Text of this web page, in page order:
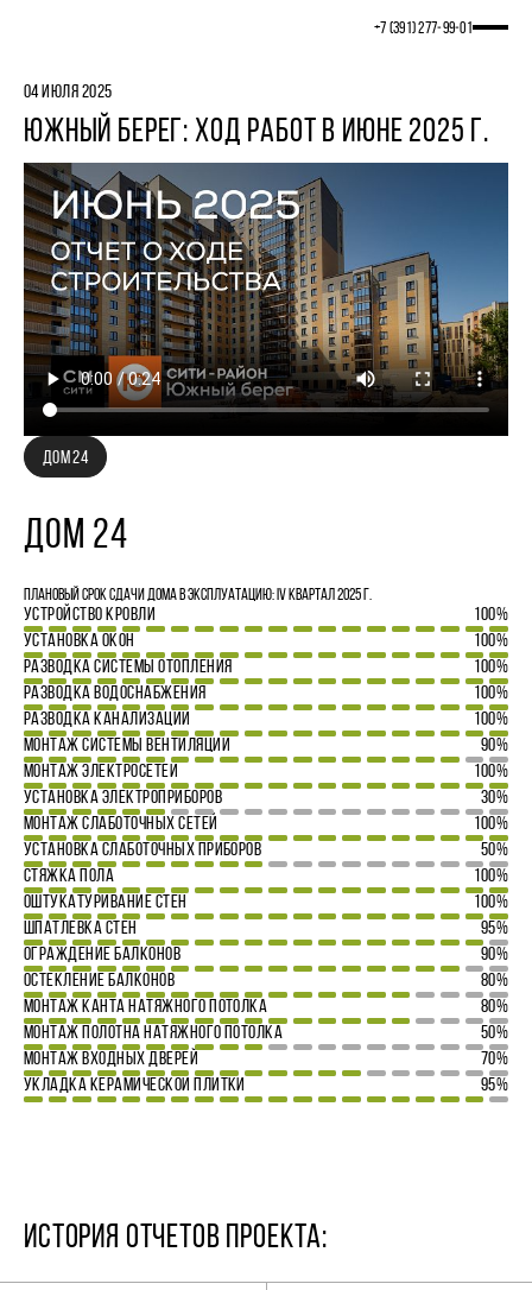
+7 (391) 277‒99‒01
04 ИЮЛЯ 2025
ЮЖНЫЙ БЕРЕГ: ХОД РАБОТ В ИЮНЕ 2025 Г.
ДОМ 24
ДОМ 24
Плановый срок сдачи дома в эксплуатацию: IV квартал 2025 г.
УСТРОЙСТВО КРОВЛИ
100%
УСТАНОВКА ОКОН
100%
РАЗВОДКА СИСТЕМЫ ОТОПЛЕНИЯ
100%
РАЗВОДКА ВОДОСНАБЖЕНИЯ
100%
РАЗВОДКА КАНАЛИЗАЦИИ
100%
МОНТАЖ СИСТЕМЫ ВЕНТИЛЯЦИИ
90%
МОНТАЖ ЭЛЕКТРОСЕТЕЙ
100%
УСТАНОВКА ЭЛЕКТРОПРИБОРОВ
30%
МОНТАЖ СЛАБОТОЧНЫХ СЕТЕЙ
100%
УСТАНОВКА СЛАБОТОЧНЫХ ПРИБОРОВ
50%
СТЯЖКА ПОЛА
100%
ОШТУКАТУРИВАНИЕ СТЕН
100%
ШПАТЛЕВКА СТЕН
95%
ОГРАЖДЕНИЕ БАЛКОНОВ
90%
ОСТЕКЛЕНИЕ БАЛКОНОВ
80%
МОНТАЖ КАНТА НАТЯЖНОГО ПОТОЛКА
80%
МОНТАЖ ПОЛОТНА НАТЯЖНОГО ПОТОЛКА
50%
МОНТАЖ ВХОДНЫХ ДВЕРЕЙ
70%
УКЛАДКА КЕРАМИЧЕСКОЙ ПЛИТКИ
95%
ИСТОРИЯ ОТЧЕТОВ ПРОЕКТА: